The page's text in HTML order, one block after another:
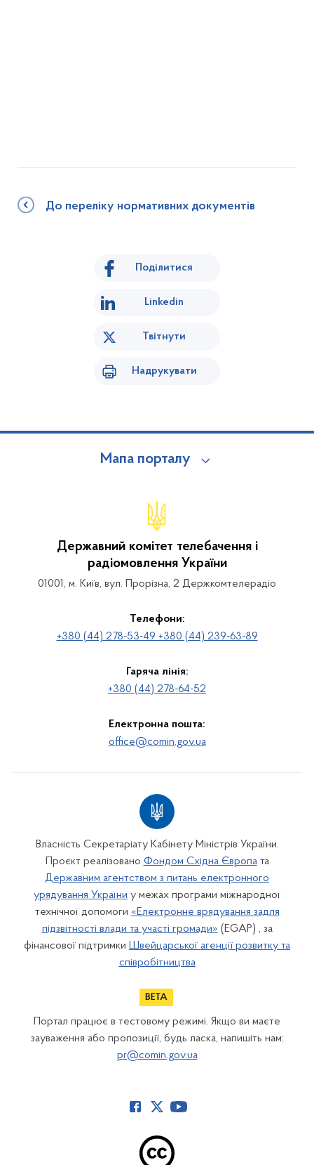
До переліку нормативних документів
Поділитися
Linkedin
Твітнути
Надрукувати
Мапа порталу
Державний комітет телебачення і
радіомовлення України
01001, м. Київ, вул. Прорізна, 2 Держкомтелерадіо
Телефони:
+380 (44) 278-53-49 +380 (44) 239-63-89
Гаряча лінія:
+380 (44) 278-64-52
Електронна пошта:
office@comin.gov.ua
Власність Секретаріату Кабінету Міністрів України.
Проєкт реалізовано Фондом Східна Європата
Державним агентством з питань електронного
урядування України у межах програми міжнародної
технічної допомоги «Електронне врядування задля
підзвітності влади та участі громади» (EGAP) , за
фінансової підтримки Швейцарської агенції розвитку та
співробітництва
Портал працює в тестовому режимі. Якщо ви маєте
зауваження або пропозиції, будь ласка, напишіть нам:
pr@comin.gov.ua